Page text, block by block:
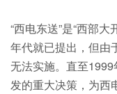
“西电东送”是“西部
年代就已提出，但由
无法实施。直至
发的重大决策，为西